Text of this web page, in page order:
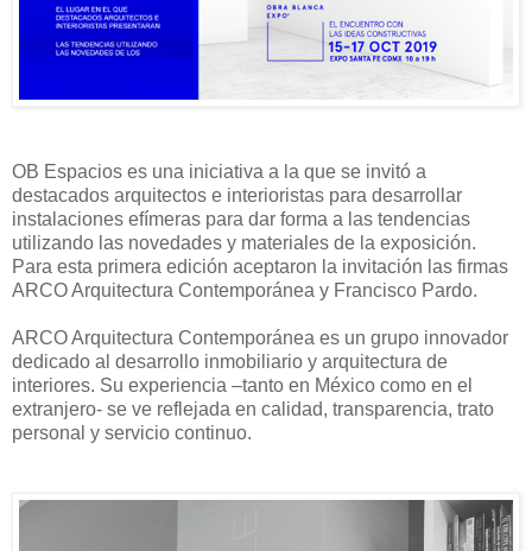
OB Espacios es una iniciativa a la que se invitó a
destacados arquitectos e interioristas para desarrollar
instalaciones efímeras para dar forma a las tendencias
utilizando las novedades y materiales de la exposición.
Para esta primera edición aceptaron la invitación las firmas
ARCO Arquitectura Contemporánea y Francisco Pardo.
ARCO Arquitectura Contemporánea es un grupo innovador
dedicado al desarrollo inmobiliario y arquitectura de
interiores. Su experiencia –tanto en México como en el
extranjero- se ve reflejada en calidad, transparencia, trato
personal y servicio continuo.